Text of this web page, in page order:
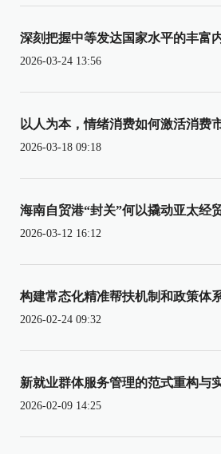
深刻把握中等发达国家水平的丰富
2026-03-24 13:56
以人为本，情绪消费如何激活消费
2026-03-18 09:18
海南自贸港“封关”何以撬动亚太经
2026-03-12 16:12
构建常态化精准帮扶机制和政策体
2026-02-24 09:32
新就业群体服务管理的范式重构与
2026-02-09 14:25